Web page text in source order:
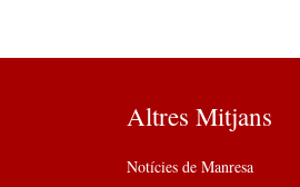
Altres Mitjans
Notícies de Manresa